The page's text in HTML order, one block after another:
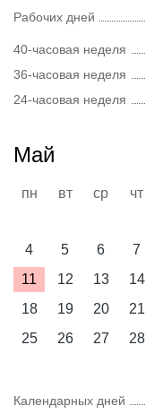
Рабочих дней
40-часовая неделя
36-часовая неделя
24-часовая неделя
Май
пн вт ср чт
4
5 6 7
11
12 13 14
18
19 20 21
25
26 27 28
Календарных дней